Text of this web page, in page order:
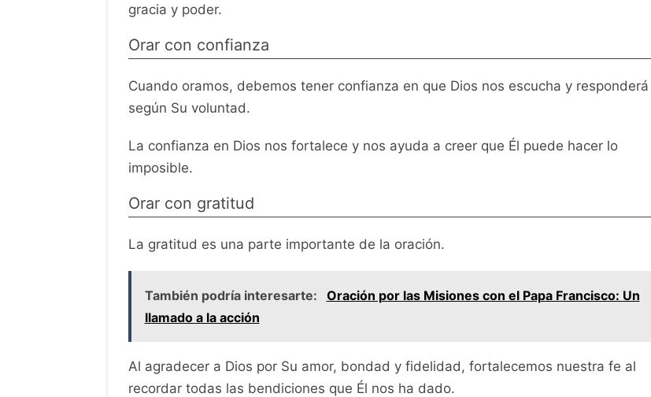
gracia y poder.
Orar con confianza
Cuando oramos, debemos tener confianza en que Dios nos escucha y responderá
según Su voluntad.
La confianza en Dios nos fortalece y nos ayuda a creer que Él puede hacer lo
imposible.
Orar con gratitud
La gratitud es una parte importante de la oración.
También podría interesarte:
Oración por las Misiones con el Papa Francisco: Un
llamado a la acción
Al agradecer a Dios por Su amor, bondad y fidelidad, fortalecemos nuestra fe al
recordar todas las bendiciones que Él nos ha dado.